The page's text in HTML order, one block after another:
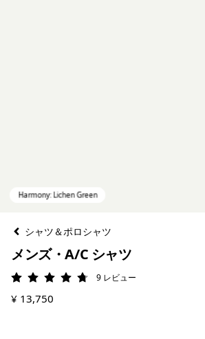
シャツ＆ポロシャツ
メンズ・A/C シャツ
評価: 4.8 / 5
9 レビュー
¥ 13,750